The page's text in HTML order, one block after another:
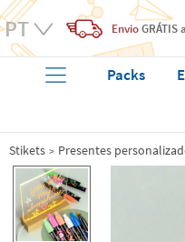
EnvioGRÁTIS
Packs
Stikets Presentes